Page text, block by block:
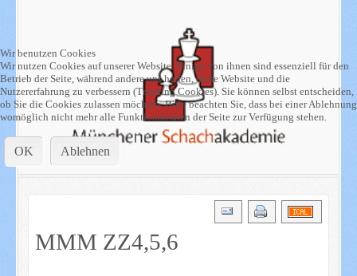
MMM ZZ4,5,6
Wir benutzen Cookies
Wir nutzen Cookies auf unserer Website. Einige von ihnen sind essenziell für den
Betrieb der Seite, während andere uns helfen, diese Website und die
Nutzererfahrung zu verbessern (Tracking Cookies). Sie können selbst entscheiden,
ob Sie die Cookies zulassen möchten. Bitte beachten Sie, dass bei einer Ablehnung
womöglich nicht mehr alle Funktionalitäten der Seite zur Verfügung stehen.
OK Ablehnen